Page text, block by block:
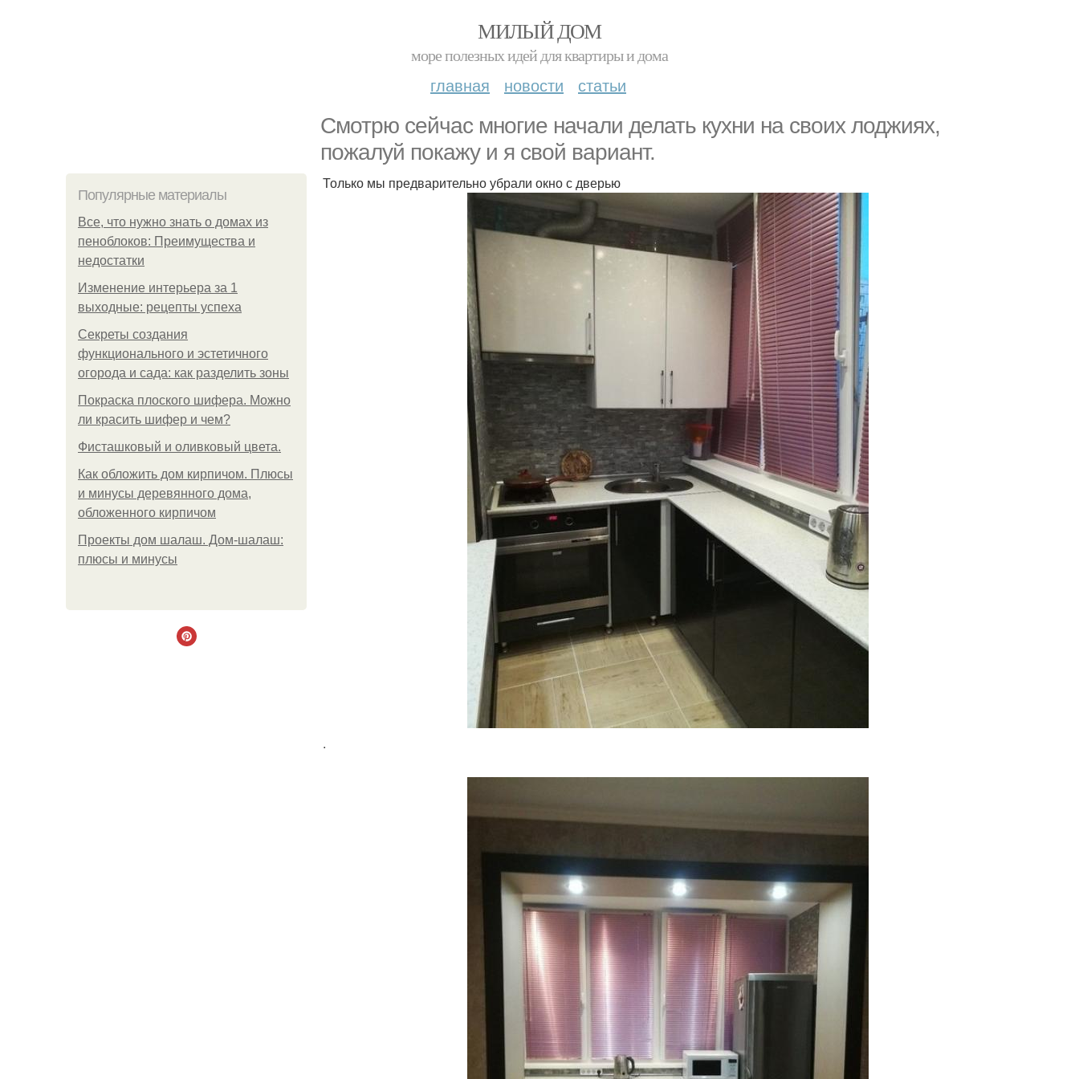
МИЛЫЙ ДОМ
море полезных идей для квартиры и дома
главная новости статьи
Смотрю сейчас многие начали делать кухни на своих лоджиях,
пожалуй покажу и я свой вариант.
Популярные материалы
Все, что нужно знать о домах из
пеноблоков: Преимущества и
недостатки
Изменение интерьера за 1
выходные: рецепты успеха
Секреты создания
функционального и эстетичного
огорода и сада: как разделить зоны
Покраска плоского шифера. Можно
ли красить шифер и чем?
Фисташковый и оливковый цвета.
Как обложить дом кирпичом. Плюсы
и минусы деревянного дома,
обложенного кирпичом
Проекты дом шалаш. Дом-шалаш:
плюсы и минусы
Только мы предварительно убрали окно с дверью
.